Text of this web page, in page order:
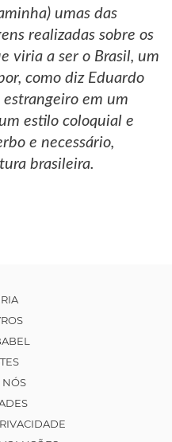
umas das
realizadas sobre os
viria a ser o Brasil, um
como diz Eduardo
em um
estilo coloquial e
e necessário,
brasileira.
NÓS